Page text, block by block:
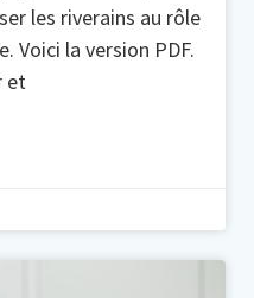
les riverains au rôle
Voici la version PDF.
et